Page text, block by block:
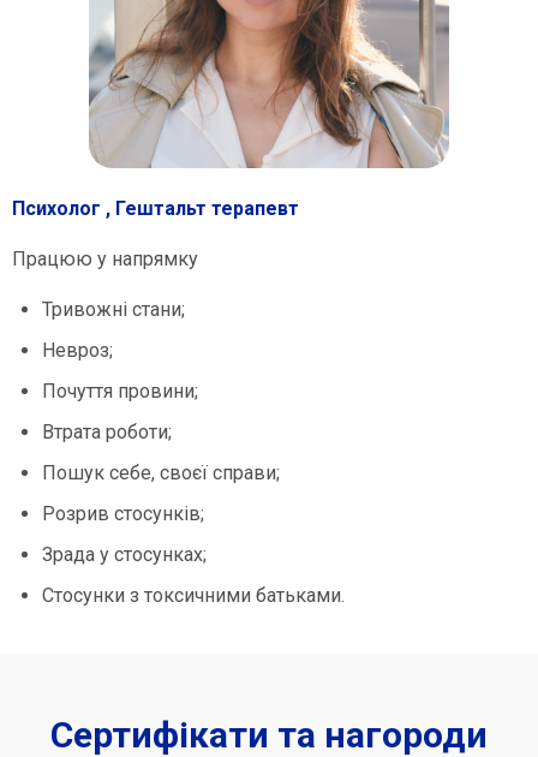
Психолог , Гештальт терапевт
Працюю у напрямку
Тривожні стани;
Невроз;
Почуття провини;
Втрата роботи;
Пошук себе, своєї справи;
Розрив стосунків;
Зрада у стосунках;
Стосунки з токсичними батьками.
Сертифікати та нагороди